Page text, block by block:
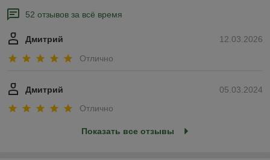
52 отзывов за всё время
12.03.2026
Дмитрий
Отлично
05.03.2024
Дмитрий
Отлично
Показать все отзывы